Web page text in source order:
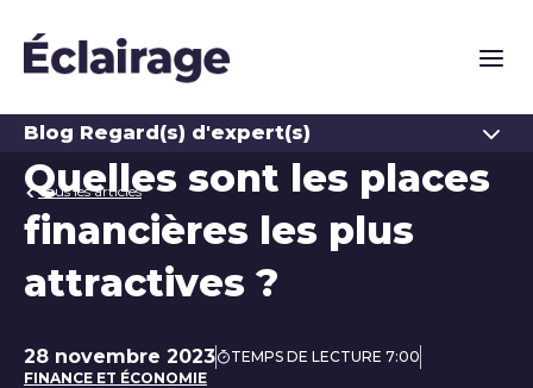
Blog Regard(s) d'expert(s)
Tous les articles
Quelles sont les places
financières les plus
attractives ?
Date de publication
28 novembre 2023
TEMPS DE LECTURE 7:00
FINANCE ET ÉCONOMIE